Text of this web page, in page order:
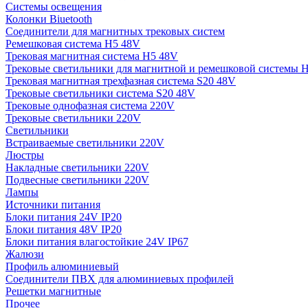
Системы освещения
Колонки Biuetooth
Соединители для магнитных трековых систем
Ремешковая система H5 48V
Трековая магнитная система H5 48V
Трековые светильники для магнитной и ремешковой системы
Трековая магнитная трехфазная система S20 48V
Трековые светильники система S20 48V
Трековые однофазная система 220V
Трековые светильники 220V
Светильники
Встраиваемые светильники 220V
Люстры
Накладные светильники 220V
Подвесные светильники 220V
Лампы
Источники питания
Блоки питания 24V IP20
Блоки питания 48V IP20
Блоки питания влагостойкие 24V IP67
Жалюзи
Профиль алюминиевый
Соединители ПВХ для алюминиевых профилей
Решетки магнитные
Прочее